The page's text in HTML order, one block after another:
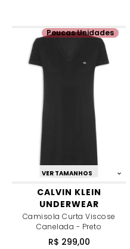
VER TAMANHOS
CALVIN KLEIN
UNDERWEAR
Camisola Curta Viscose
Canelada - Preto
R$ 299,00
Poucas Unidades